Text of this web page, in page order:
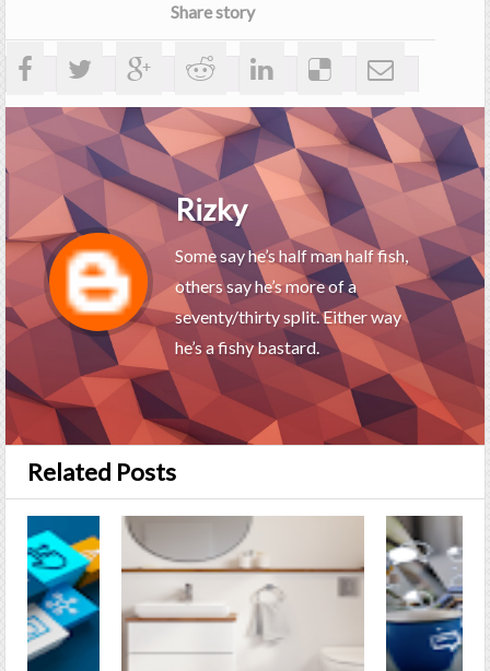
Share story
Rizky
Some say he’s half man half fish,
others say he’s more of a
seventy/thirty split. Either way
he’s a fishy bastard.
Related Posts